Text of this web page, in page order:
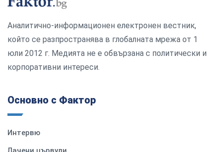
Аналитично-информационен електронен вестник,
който се разпространява в глобалната мрежа от 1
юли 2012 г. Медията не е обвързана с политически и
корпоративни интереси.
Основно с Фактор
Интервю